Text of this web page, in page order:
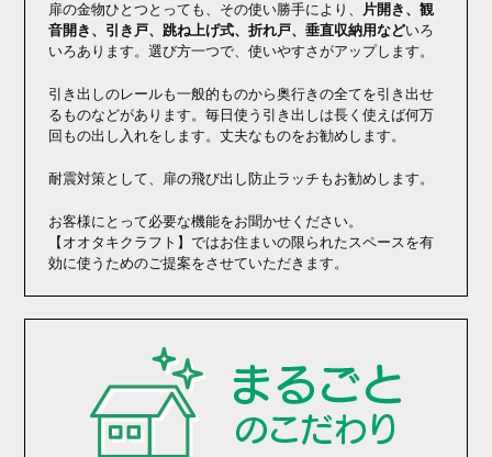
扉の金物ひとつとっても、その使い勝手により、 片開き、観
音開き、引き戸、跳ね上げ式、折れ戸、垂直収納用などいろ
いろあります。選び方一つで、使いやすさがアップします。
引き出しのレールも一般的ものから奥行きの全てを引き出せ
るものなどがあります。毎日使う引き出しは長く使えば何万
回もの出し入れをします。丈夫なものをお勧めします。
耐震対策として、扉の飛び出し防止ラッチもお勧めします。
お客様にとって必要な機能をお聞かせください。
【オオタキクラフト】ではお住まいの限られたスペースを有
効に使うためのご提案をさせていただきます。